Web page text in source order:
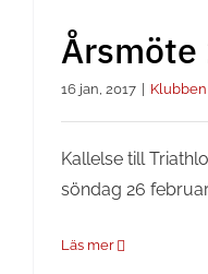
16 jan, 2017 Klubben
Kallelse till
söndag 26
Läs mer